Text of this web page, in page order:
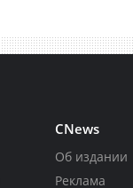
CNews
Об издании
Реклама